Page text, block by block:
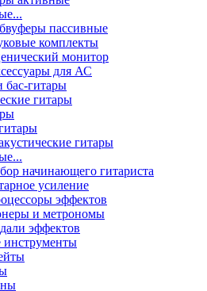
пассивные
комплекты
монитор
для АС
бас-гитары
гитары
гитары
начинающего гитариста
усиление
эффектов
и метрономы
эффектов
инструменты